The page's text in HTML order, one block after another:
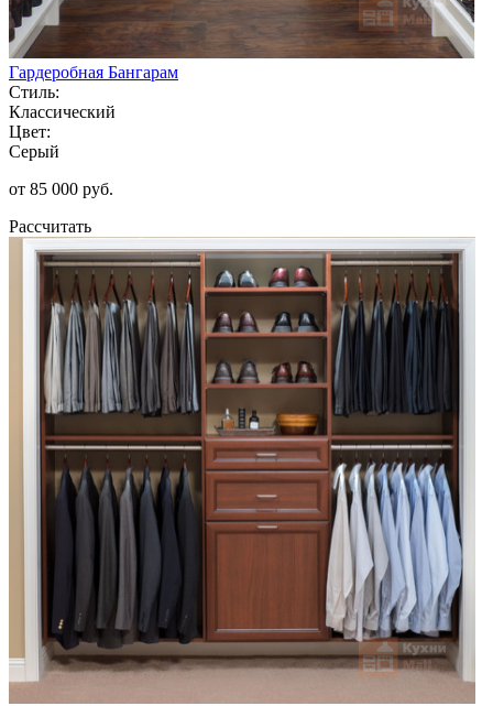
Гардеробная Бангарам
Стиль:
Классический
Цвет:
Серый
от 85 000 руб.
Рассчитать